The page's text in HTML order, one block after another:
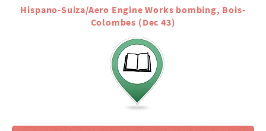
Hispano-Suiza/Aero Engine Works bombing, Bois-
Colombes (Dec 43)